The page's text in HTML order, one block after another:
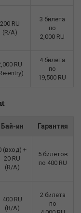
200 RU
(R/A)
3 билета
по
2,000 RU
RU
entry)
4 билета
по
19,500 RU
Бай-ин Гарантия
(вход) +
20 RU
(R/A)
5 билетов
по 400 RU
400 RU
(R/A)
2 билета
по